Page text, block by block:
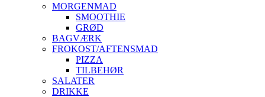
MORGENMAD
SMOOTHIE
GRØD
BAGVÆRK
FROKOST/AFTENSMAD
PIZZA
TILBEHØR
SALATER
DRIKKE